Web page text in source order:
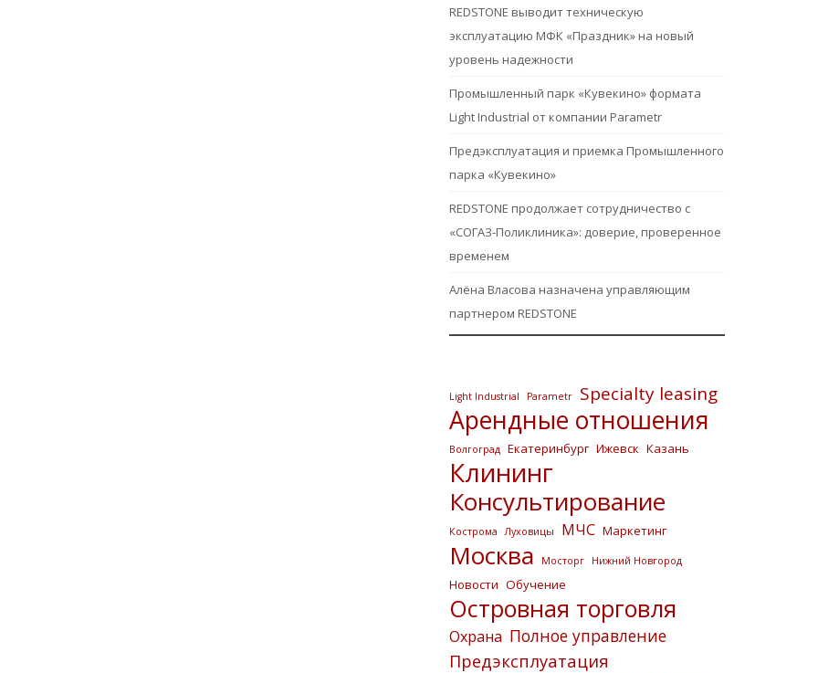
REDSTONE выводит техническую
эксплуатацию МФК «Праздник» на новый
уровень надежности
Промышленный парк «Кувекино» формата
Light Industrial от компании Parametr
Предэксплуатация и приемка Промышленного
парка «Кувекино»
REDSTONE продолжает сотрудничество с
«СОГАЗ-Поликлиника»: доверие, проверенное
временем
Алёна Власова назначена управляющим
партнером REDSTONE
Light Industrial Parametr Specialty leasing
Арендные отношения
Волгоград Екатеринбург Ижевск Казань
Клининг
Консультирование
Кострома Луховицы МЧС Маркетинг
Москва Мосторг Нижний Новгород
Новости Обучение
Островная торговля
Охрана Полное управление
Предэксплуатация